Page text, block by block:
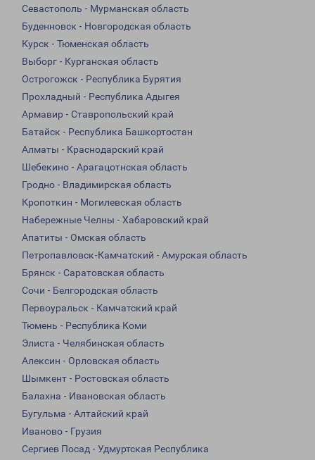
Севастополь - Мурманская область
Буденновск - Новгородская область
Курск - Тюменская область
Выборг - Курганская область
Острогожск - Республика Бурятия
Прохладный - Республика Адыгея
Армавир - Ставропольский край
Батайск - Республика Башкортостан
Алматы - Краснодарский край
Шебекино - Арагацотнская область
Гродно - Владимирская область
Кропоткин - Могилевская область
Набережные Челны - Хабаровский край
Апатиты - Омская область
Петропавловск-Камчатский - Амурская область
Брянск - Саратовская область
Сочи - Белгородская область
Первоуральск - Камчатский край
Тюмень - Республика Коми
Элиста - Челябинская область
Алексин - Орловская область
Шымкент - Ростовская область
Балахна - Ивановская область
Бугульма - Алтайский край
Иваново - Грузия
Сергиев Посад - Удмуртская Республика